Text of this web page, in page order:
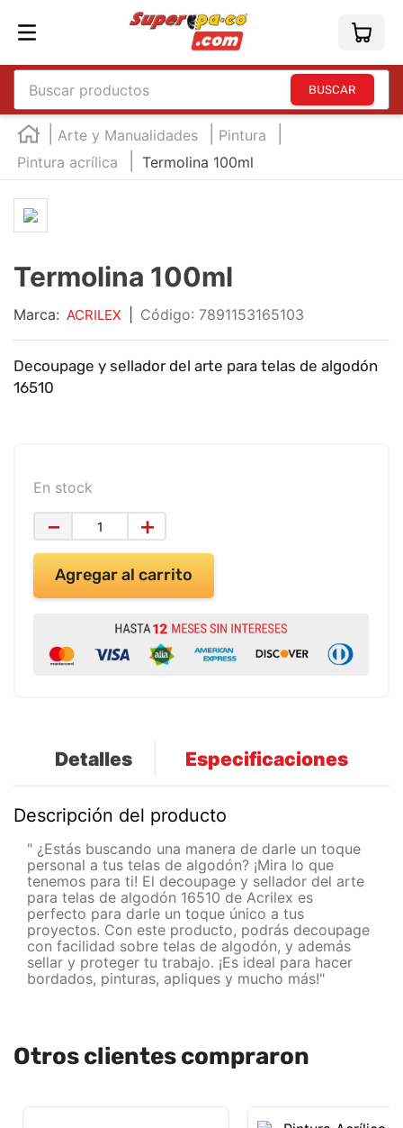
Buscar productos
Arte y Manualidades
Pintura
Pintura acrílica
Termolina 100ml
Termolina 100ml
Marca: ACRILEX : 7891153165103
Decoupage y sellador del arte para telas de algodón
16510
En stock
＋
－
Agregar al carrito
Detalles Especificaciones
Descripción del producto
" ¿Estás buscando una manera de darle un toque
personal a tus telas de algodón? ¡Mira lo que
tenemos para ti! El decoupage y sellador del arte
para telas de algodón 16510 de Acrilex es
perfecto para darle un toque único a tus
proyectos. Con este producto, podrás decoupage
con facilidad sobre telas de algodón, y además
sellar y proteger tu trabajo. ¡Es ideal para hacer
bordados, pinturas, apliques y mucho más!"
Otros clientes compraron
TÉRMINOS MÁS BUSCADOS
1.
england
3
5.
mouse
6.
marcadores
7.
audifonos
8.
teclado